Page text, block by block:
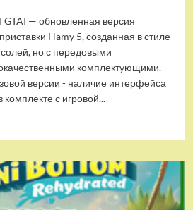
GTAI — обновленная версия
Hamy 5, созданная в стиле
но с передовыми
комплектующими.
версии - наличие интерфейса
с игровой...